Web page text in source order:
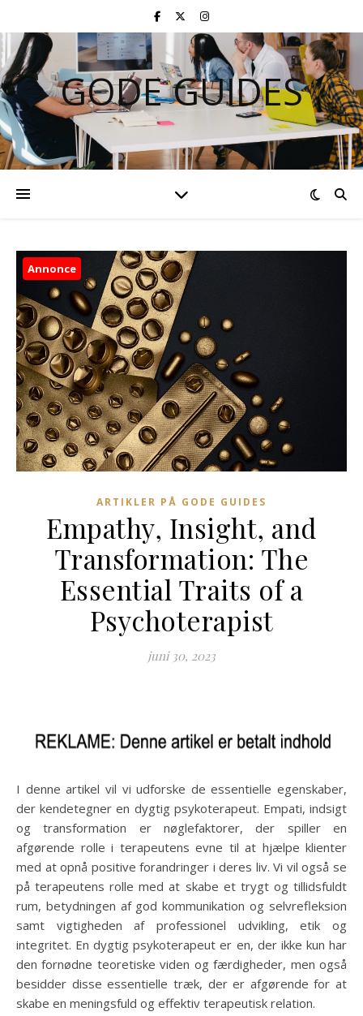
GODE GUIDES
Annonce
ARTIKLER PÅ GODE GUIDES
Empathy, Insight, and
Transformation: The
Essential Traits of a
Psychoterapist
juni 30, 2023
I denne artikel vil vi udforske de essentielle egenskaber,
der kendetegner en dygtig psykoterapeut. Empati, indsigt
og transformation er nøglefaktorer, der spiller en
afgørende rolle i terapeutens evne til at hjælpe klienter
med at opnå positive forandringer i deres liv. Vi vil også se
på terapeutens rolle med at skabe et trygt og tillidsfuldt
rum, betydningen af god kommunikation og selvrefleksion
samt vigtigheden af professionel udvikling, etik og
integritet. En dygtig psykoterapeut er en, der ikke kun har
den fornødne teoretiske viden og færdigheder, men også
besidder disse essentielle træk, der er afgørende for at
skabe en meningsfuld og effektiv terapeutisk relation.